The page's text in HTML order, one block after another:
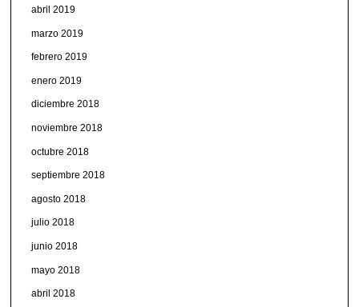
abril 2019
marzo 2019
febrero 2019
enero 2019
diciembre 2018
noviembre 2018
octubre 2018
septiembre 2018
agosto 2018
julio 2018
junio 2018
mayo 2018
abril 2018